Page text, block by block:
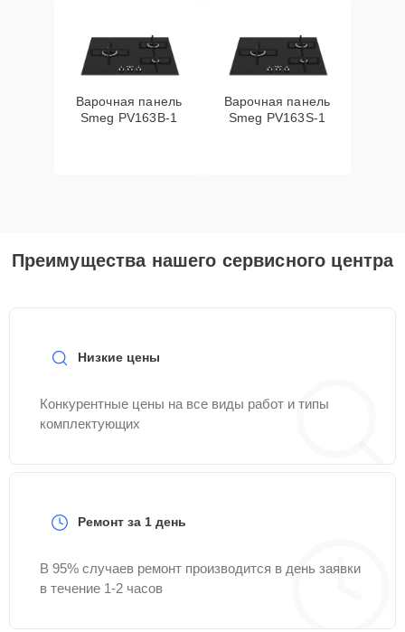
Варочная панель
Smeg PV163B-1
Варочная панель
Smeg PV163S-1
Преимущества нашего сервисного центра
Низкие цены
Конкурентные цены на все виды работ и типы
комплектующих
Ремонт за 1 день
В 95% случаев ремонт производится в день заявки
в течение 1-2 часов